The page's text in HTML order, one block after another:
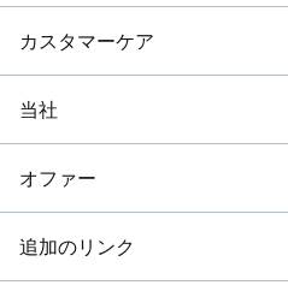
カスタマーケア
当社
オファー
追加のリンク